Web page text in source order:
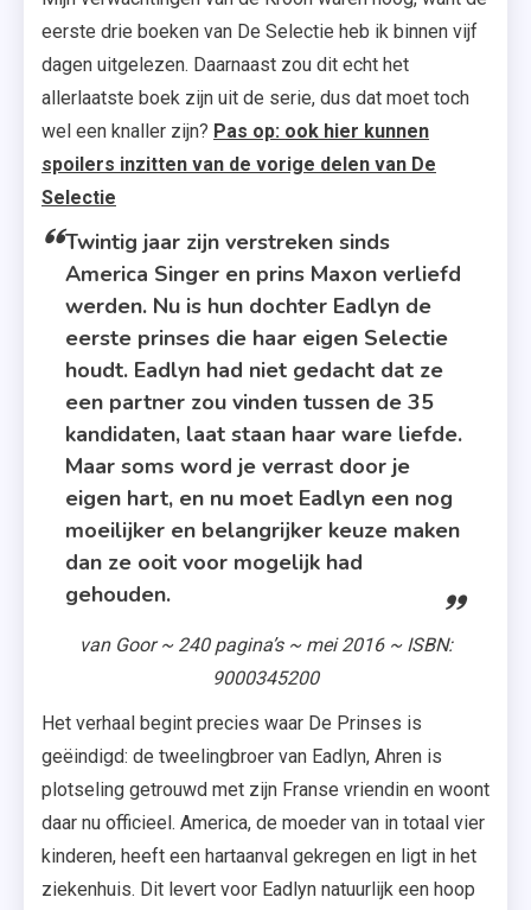
eerste drie boeken van De Selectie heb ik binnen vijf
dagen uitgelezen. Daarnaast zou dit echt het
allerlaatste boek zijn uit de serie, dus dat moet toch
wel een knaller zijn? Pas op: ook hier kunnen
spoilers inzitten van de vorige delen van De
Selectie
Twintig jaar zijn verstreken sinds
America Singer en prins Maxon verliefd
werden. Nu is hun dochter Eadlyn de
eerste prinses die haar eigen Selectie
houdt. Eadlyn had niet gedacht dat ze
een partner zou vinden tussen de 35
kandidaten, laat staan haar ware liefde.
Maar soms word je verrast door je
eigen hart, en nu moet Eadlyn een nog
moeilijker en belangrijker keuze maken
dan ze ooit voor mogelijk had
gehouden.
van Goor ~ 240 pagina’s ~ mei 2016 ~ ISBN:
9000345200
Het verhaal begint precies waar De Prinses is
geëindigd: de tweelingbroer van Eadlyn, Ahren is
plotseling getrouwd met zijn Franse vriendin en woont
daar nu officieel. America, de moeder van in totaal vier
kinderen, heeft een hartaanval gekregen en ligt in het
ziekenhuis. Dit levert voor Eadlyn natuurlijk een hoop